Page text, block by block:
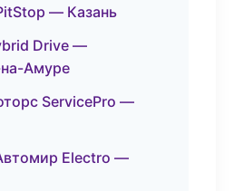
— Казань
Drive —
Амуре
ServicePro —
Electro —